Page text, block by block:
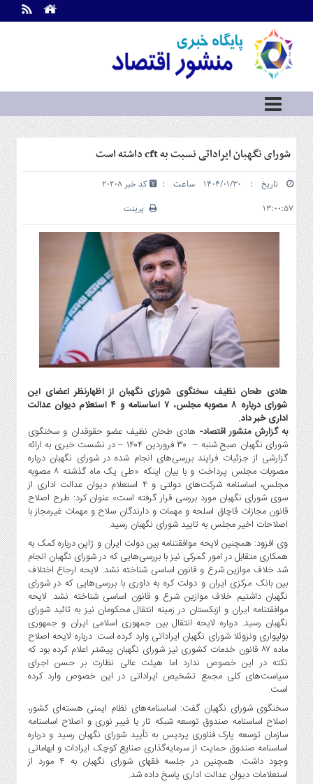
اطلاعات
تماس
ما
درباره
ما
سرویس
ها
بازار
سرمایه
و
بورس
و
شهری
گاز
و
پتروشیمی
صنعت
و
خودرو
استارت
آپ
و
فن
آوری
بانک
،
بیمه
و
ارز
دیجیتال
کشاورزی
و
صنایع
غذایی
سیاسی
و
بین
الملل
نگاه
روز
گوناگون
شورای نگهبان ایراداتی نسبت به cft داشته است
تاریخ : ۱۴۰۴/۰۱/۳۰ ساعت :
۱۳:۰۰:۵۷
کد خبر 20208
پرینت
هادی طحان نظیف سخنگوی شورای نگهبان از اظهارنظر اعضای این
شورای درباره ۸ مصوبه مجلس، ۷ اساسنامه و ۴ استعلام دیوان عدالت
اداری خبر داد.
به گزارش منشور اقتصاد- هادی طحان نظیف عضو حقوقدان و سخنگوی
شورای نگهبان صبح شنبه – ۳۰ فروردین ۱۴۰۴ – در نشست خبری به ارائه
گزارشی از جزئیات فرایند بررسی‌های انجام شده در شورای نگهبان درباره
مصوبات مجلس پرداخت و با بیان اینکه «طی یک ماه گذشته ۸ مصوبه
مجلس، اساسنامه شرکت‌های دولتی و ۴ استعلام دیوان عدالت اداری از
سوی شورای نگهبان مورد بررسی قرار گرفته است» عنوان کرد: طرح اصلاح
قانون مجازات قاچاق اسلحه و مهمات و دارندگان سلاح و مهمات غیرمجاز با
اصلاحات اخیر مجلس به تایید شورای نگهبان رسید.
وی افزود: همچنین لایحه موافقتنامه بین دولت ایران و ژاپن درباره کمک به
همکاری متقابل در امور گمرکی نیز با بررسی‌هایی که در شورای نگهبان انجام
شد خلاف موازین شرع و قانون اساسی شناخته نشد. لایحه ارجاع اختلاف
بین بانک مرکزی ایران و دولت کره به داوری با بررسی‌هایی که در شورای
نگهبان داشتیم خلاف موازین شرع و قانون اساسی شناخته نشد. لایحه
موافقتنامه ایران و ازبکستان در زمینه انتقال محکومان نیز به تائید شورای
نگهبان رسید. درباره لایحه انتقال بین جمهوری اسلامی ایران و جمهوری
بولیواری ونزوئلا شورای نگهبان ایراداتی وارد کرده است. درباره لایحه اصلاح
ماده ۸۷ قانون خدمات کشوری نیز شورای نگهبان پیشتر اعلام کرده بود که
نکته در این خصوص ندارد اما هیئت عالی نظارت بر حسن اجرای
سیاست‌های کلی مجمع تشخیص ایراداتی در این خصوص وارد کرده
است.
سخنگوی شورای نگهبان گفت: اساسنامه‌های نظام ایمنی هسته‌ای کشور،
اصلاح اساسنامه صندوق توسعه شبکه تار یا فیبر نوری و اصلاح اساسنامه
سازمان توسعه پارک فناوری پردیس به تأیید شورای نگهبان رسید و درباره
اساسنامه صندوق حمایت از سرمایه‌گذاری صنایع کوچک ایرادات و ابهاماتی
وجود داشت. همچنین در جلسه فقهای شورای نگهبان به ۴ مورد از
استعلامات دیوان عدالت اداری پاسخ داده شد.